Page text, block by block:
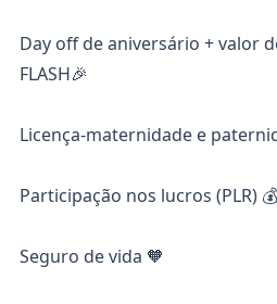
Day off de aniversário + valor
FLASH🎉
Licença-maternidade e
Participação nos lucros (PLR) 💰
Seguro de vida 🧡